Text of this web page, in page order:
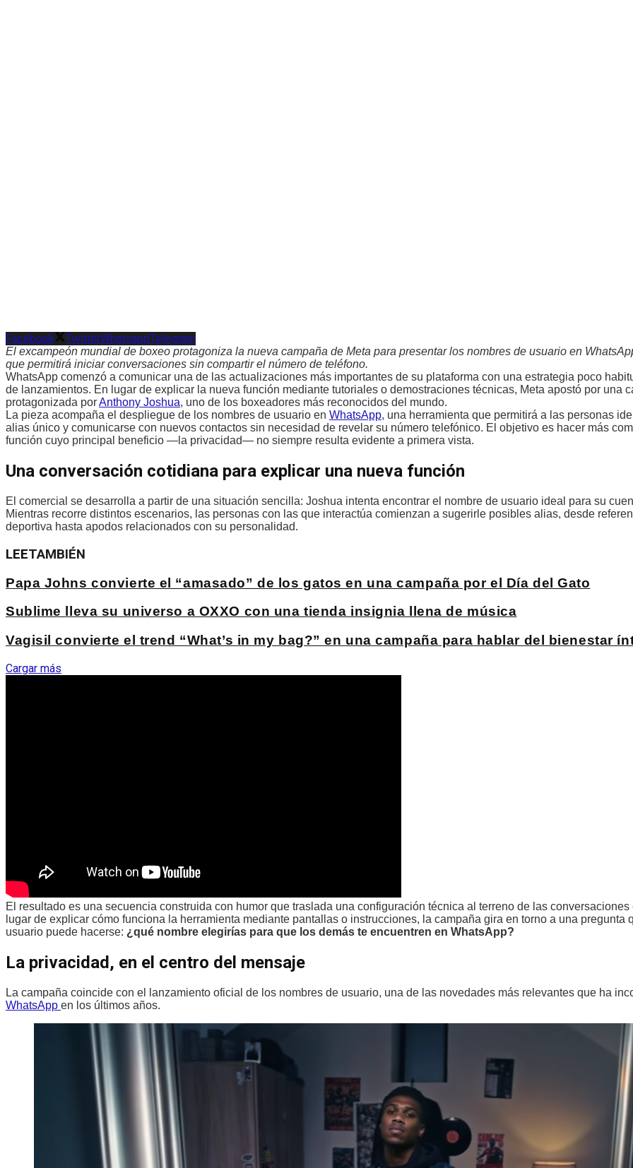
Facebook TwitterWhatsappTelegram
El excampeón mundial de boxeo protagoniza la nueva campaña de Meta para presentar los nombres de usuario en
que permitirá iniciar conversaciones sin compartir el número de teléfono.
WhatsApp comenzó a comunicar una de las actualizaciones más importantes de su plataforma con una estrategia poco
de lanzamientos. En lugar de explicar la nueva función mediante tutoriales o demostraciones técnicas, Meta apostó por una
protagonizada porAnthony Joshua, uno de los boxeadores más reconocidos del mundo.
La pieza acompaña el despliegue de los nombres de usuario en WhatsApp, una herramienta que permitirá a las personas
alias único y comunicarse con nuevos contactos sin necesidad de revelar su número telefónico. El objetivo es hacer más
función cuyo principal beneficio —la privacidad— no siempre resulta evidente a primera vista.
Una conversación cotidiana para explicar una nueva función
El comercial se desarrolla a partir de una situación sencilla: Joshua intenta encontrar el nombre de usuario ideal para su
Mientras recorre distintos escenarios, las personas con las que interactúa comienzan a sugerirle posibles alias, desde
deportiva hasta apodos relacionados con su personalidad.
LEETAMBIÉN
Papa Johns convierte el “amasado” de los gatos en una campaña por el Día del Gato
Sublime lleva su universo a OXXO con una tienda insignia llena de música
Vagisil convierte el trend “What’s in my bag?” en una campaña para hablar del bienestar
Cargar más
El resultado es una secuencia construida con humor que traslada una configuración técnica al terreno de las
lugar de explicar cómo funciona la herramienta mediante pantallas o instrucciones, la campaña gira en torno a una pregunta
usuario puede hacerse: ¿qué nombre elegirías para que los demás te encuentren en WhatsApp?
La privacidad, en el centro del mensaje
La campaña coincide con el lanzamiento oficial de los nombres de usuario, una de las novedades más relevantes que ha
WhatsApp en los últimos años.